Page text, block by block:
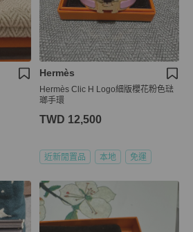
Hermès
Hermès Clic H Logo細版櫻花粉色琺
瑯手環
TWD 12,500
近新閒置品 本地 免運